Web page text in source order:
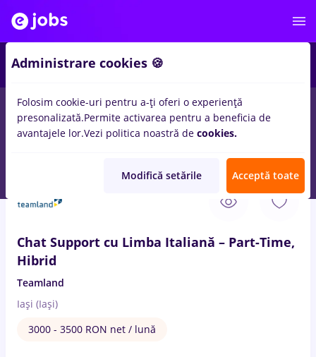
Salarii Remote (de acasă) București Cluj-
Chat Support cu Limba Italiană – Part-Time,
Hibrid
Teamland
Iași (Iași)
3000 - 3500 RON net / lună
Administrare cookies 🍪
Folosim cookie-uri pentru a-ți oferi o experiență
presonalizată.Permite activarea pentru a beneficia de
avantajele lor.Vezi politica noastră de cookies.
Modifică setările Acceptă toate